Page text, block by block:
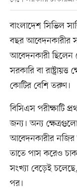
বাংলাদেশ সিভিল
বছর আবেদনকারীর
আবেদনকারী
সরকারি বা
কোটির বেশি তরুণ।
বিসিএস পরীক্ষাটি
জন্য। অন্য
আবেদনকারীর নজির
তাতে পাস করেও
সংখ্যা বেড়েই
পর।